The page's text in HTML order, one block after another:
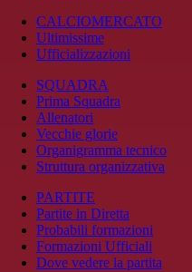
CALCIOMERCATO
Ultimissime
Ufficializzazioni
SQUADRA
Prima Squadra
Allenatori
Vecchie glorie
Organigramma tecnico
Struttura organizzativa
PARTITE
Partite in Diretta
Probabili formazioni
Formazioni Ufficiali
Dove vedere la partita